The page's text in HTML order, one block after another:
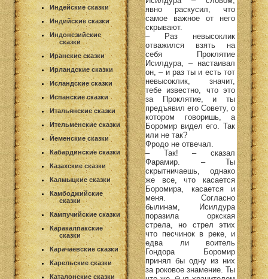
Индейские сказки
Индийские сказки
Индонезийские
сказки
Иранские сказки
Ирландские сказки
Исландские сказки
Испанские сказки
Итальянские сказки
Ительменские сказки
Йеменские сказки
Кабардинские сказки
Казахские сказки
Калмыцкие сказки
Камбоджийские
сказки
Кампучийские сказки
Каракалпакские
сказки
Карачаевские сказки
Карельские сказки
Каталонские сказки
явно раскусил, что
самое важное от него
скрывают.
– Раз невысоклик
отважился взять на
себя Проклятие
Исилдура, – настаивал
он, – и раз ты и есть тот
невысоклик, значит,
тебе известно, что это
за Проклятие, и ты
предъявил его Совету, о
котором говоришь, а
Боромир видел его. Так
или не так?
Фродо не отвечал.
– Так! – сказал
Фарамир. – Ты
скрытничаешь, однако
же все, что касается
Боромира, касается и
меня. Согласно
былинам, Исилдура
поразила оркская
стрела, но стрел этих
что песчинок в реке, и
едва ли воитель
Гондора Боромир
принял бы одну из них
за роковое знамение. Ты